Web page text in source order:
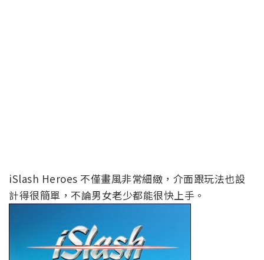
iSlash Heroes 不僅畫風非常細緻，介面跟玩法也設
計得很簡單，不論男女老少都能很快上手。